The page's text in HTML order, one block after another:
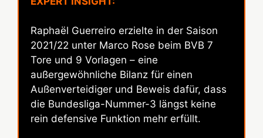
Raphaël Guerreiro erzielte in der Saison
2021/22 unter Marco Rose beim BVB 7
Tore und 9 Vorlagen – eine
außergewöhnliche Bilanz für einen
Außenverteidiger und Beweis dafür, dass
die Bundesliga-Nummer-3 längst keine
rein defensive Funktion mehr erfüllt.